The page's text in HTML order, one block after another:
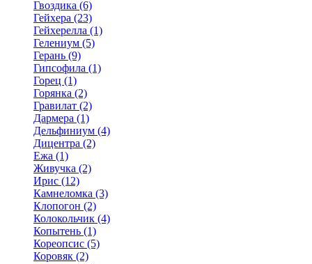
Гвоздика (6)
Гейхера (23)
Гейхерелла (1)
Гелениум (5)
Герань (9)
Гипсофила (1)
Горец (1)
Горянка (2)
Гравилат (2)
Дармера (1)
Дельфиниум (4)
Дицентра (2)
Ежа (1)
Живучка (2)
Ирис (12)
Камнеломка (3)
Клопогон (2)
Колокольчик (4)
Копытень (1)
Кореопсис (5)
Коровяк (2)